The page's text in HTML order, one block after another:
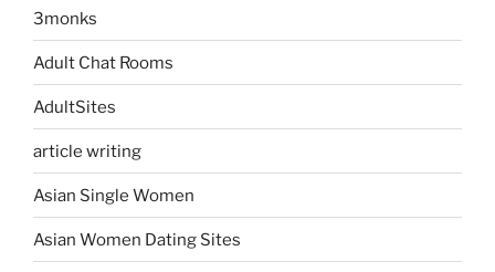
3monks
Adult Chat Rooms
AdultSites
article writing
Asian Single Women
Asian Women Dating Sites